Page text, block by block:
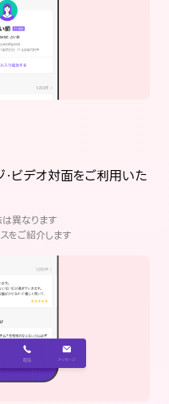
・ビデオ対面をご利用いた
異なります
をご紹介します